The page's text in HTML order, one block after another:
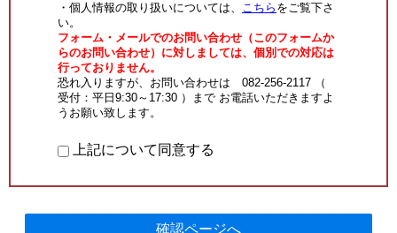
・個人情報の取り扱いについては、 こちら をご覧下さ
い。
フォーム・メールでのお問い合わせ（このフォームか
らのお問い合わせ）に対しましては、個別での対応は
行っておりません。
恐れ入りますが、お問い合わせは 082-256-2117 （
受付：平日9:30～17:30 ）まで お電話いただきますよ
うお願い致します。
上記について同意する
確認ページへ